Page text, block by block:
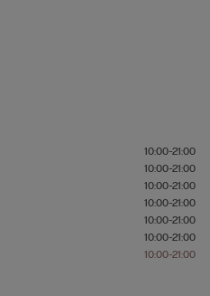
10:00-21:00
10:00-21:00
10:00-21:00
10:00-21:00
10:00-21:00
10:00-21:00
10:00-21:00